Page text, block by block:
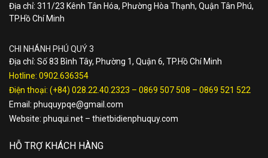
Địa chỉ: 311/23 Kênh Tân Hóa, Phường Hòa Thạnh, Quận Tân Phú,
TP.Hồ Chí Minh
CHI NHÁNH PHÚ QUÝ 3
Địa chỉ: Số 83 Bình Tây, Phường 1, Quận 6, TP.Hồ Chí Minh
Hotline: 0902.636354
Điện thoại: (+84) 028.22.40.2323 – 0869 507 508 – 0869 521 522
Email: phuquypqe@gmail.com
Website: phuqui.net – thietbidienphuquy.com
HỖ TRỢ KHÁCH HÀNG